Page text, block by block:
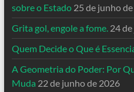
sobre o Estado 25 de junho
Grita gol, engole a fome. 24
Quem Decide o Que é
A Geometria do Poder: Por
Muda 22 de junho de 2026